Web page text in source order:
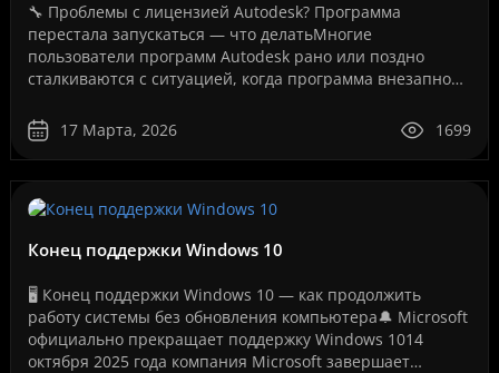
🔧 Проблемы с лицензией Autodesk? Программа
перестала запускаться — что делатьМногие
пользователи программ Autodesk рано или поздно
сталкиваются с ситуацией, когда программа внезапно
ошибке лицензии.Эт..
17 Марта, 2026 1699
Конец поддержки Windows 10
🖥️ Конец поддержки Windows 10 — как продолжить
работу системы без обновления компьютера🔔 Microsoft
официально прекращает поддержку Windows 1014
октября 2025 года компания Microsoft завершает